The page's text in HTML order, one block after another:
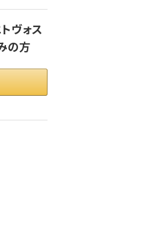
ヴォス
の方